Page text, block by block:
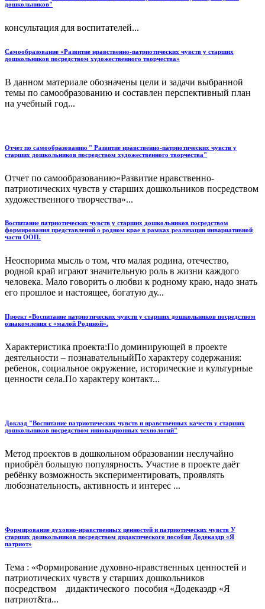
дошкольников"
консультация для воспитателей...
Самообразование «Развитие нравственно-патриотических чувств у старших
дошкольников посредством художественного творчества»
В данном материале обозначены цели и задачи выбранной
темы по самообразованию и составлен перспективный план
на учебный год...
Отчет по самообразованию " Развитие нравственно-патриотических чувств у
старших дошкольников посредством художественного творчества"
Отчет по самообразованию«Развитие нравственно-
патриотических чувств у старших дошкольников посредством
художественного творчества»...
Воспитание патриотических чувств у старших дошкольников посредством
формирования представлений о родном крае в рамках реализации инвариативной
части ООП.
Неоспорима мысль о том, что малая родина, отечество,
родной край играют значительную роль в жизни каждого
человека. Мало говорить о любви к родному краю, надо знать
его прошлое и настоящее, богатую ду...
Проект «Воспитание патриотических чувств у старших дошкольников посредством
ознакомления с «малой Родиной».
Характеристика проекта:По доминирующей в проекте
деятельности – познавательныйПо характеру содержания:
ребенок, социальное окружение, исторические и культурные
ценности села.По характеру контакт...
Доклад "Воспитание патриотических чувств и нравственных качеств у старших
дошкольников посредством инновационных технологий"
Метод проектов в дошкольном образовании неслучайно
приобрёл большую популярность. Участие в проекте даёт
ребёнку возможность экспериментировать, проявлять
любознательность, активность и интерес ...
Формирование духовно-нравственных ценностей и патриотических чувств У
старших дошкольников посредством дидактического пособия Додекаэдр «Я
патриот»
Тема : «Формирование духовно-нравственных ценностей и
патриотических чувств у старших дошкольников
посредством дидактического пособия «Додекаэдр «Я
патриот&ra...